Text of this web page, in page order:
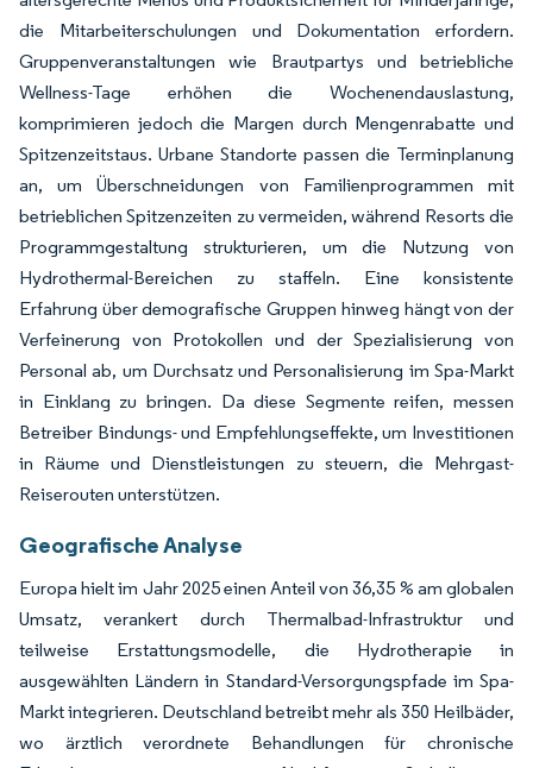
die Mitarbeiterschulungen und Dokumentation erfordern.
Gruppenveranstaltungen wie Brautpartys und betriebliche
Wellness-Tage erhöhen die Wochenendauslastung,
komprimieren jedoch die Margen durch Mengenrabatte und
Spitzenzeitstaus. Urbane Standorte passen die Terminplanung
an, um Überschneidungen von Familienprogrammen mit
betrieblichen Spitzenzeiten zu vermeiden, während Resorts die
Programmgestaltung strukturieren, um die Nutzung von
Hydrothermal-Bereichen zu staffeln. Eine konsistente
Erfahrung über demografische Gruppen hinweg hängt von der
Verfeinerung von Protokollen und der Spezialisierung von
Personal ab, um Durchsatz und Personalisierung im Spa-Markt
in Einklang zu bringen. Da diese Segmente reifen, messen
Betreiber Bindungs- und Empfehlungseffekte, um Investitionen
in Räume und Dienstleistungen zu steuern, die Mehrgast-
Reiserouten unterstützen.
Geografische Analyse
Europa hielt im Jahr 2025 einen Anteil von 36,35 % am globalen
Umsatz, verankert durch Thermalbad-Infrastruktur und
teilweise Erstattungsmodelle, die Hydrotherapie in
ausgewählten Ländern in Standard-Versorgungspfade im Spa-
Markt integrieren. Deutschland betreibt mehr als 350 Heilbäder,
wo ärztlich verordnete Behandlungen für chronische